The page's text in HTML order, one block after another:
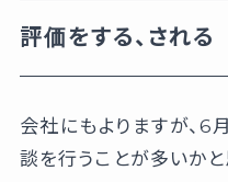
評価をする、される
会社にもよりますが、
談を行うことが多いかと